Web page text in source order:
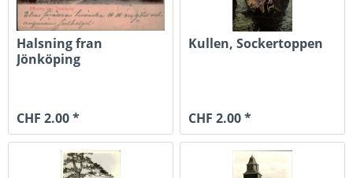
Halsning fran
Jönköping
CHF 2.00 *
Kullen, Sockertoppen
CHF 2.00 *